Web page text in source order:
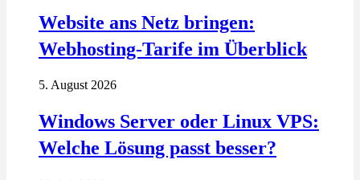
Website ans Netz bringen:
Webhosting-Tarife im Überblick
5. August 2026
Windows Server oder Linux VPS:
Welche Lösung passt besser?